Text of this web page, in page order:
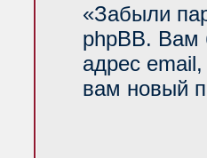
«Забыли
phpBB. Вам
адрес
вам новый